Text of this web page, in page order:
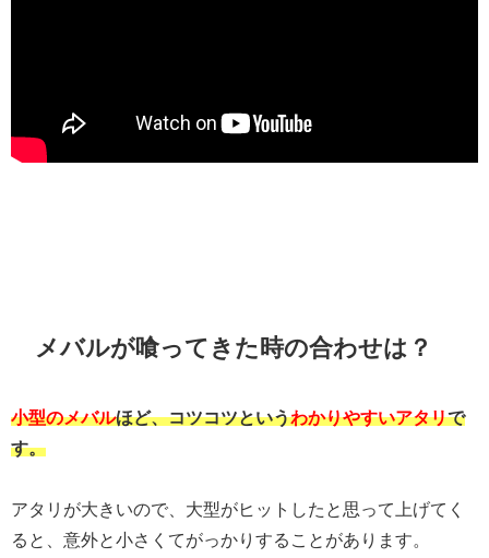
メバルが喰ってきた時の合わせは？
小型のメバルほど、コツコツというわかりやすいアタリで
す。
アタリが大きいので、大型がヒットしたと思って上げてく
ると、意外と小さくてがっかりすることがあります。